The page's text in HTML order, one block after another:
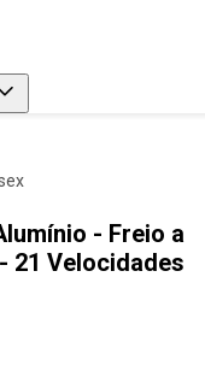
- Freio a
21 Velocidades